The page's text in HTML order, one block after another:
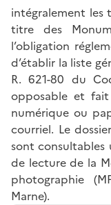
intégralement les
titre des
l’obligation
d’établir la liste
R. 621-80 du
opposable et
numérique ou
courriel. Le
sont consultables
de lecture de la
photographie
Marne).